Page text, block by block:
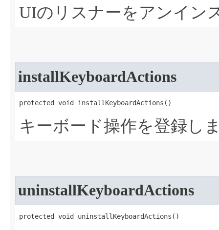
UIのリスナーをアンイン
installKeyboardActions
protected void installKeyboardActions​()
キーボード操作を登録し
uninstallKeyboardActions
protected void uninstallKeyboardActions​()